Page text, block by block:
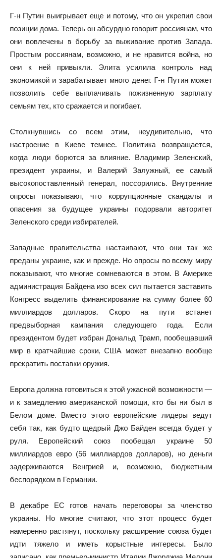
Г-н Путин выигрывает еще и потому, что он укрепил свои
позиции дома. Теперь он абсурдно говорит россиянам, что
они вовлечены в борьбу за выживание против Запада.
Простым россиянам, возможно, и не нравится война, но
они к ней привыкли. Элита усилила контроль над
экономикой и зарабатывает много денег. Г-н Путин может
позволить себе выплачивать пожизненную зарплату
семьям тех, кто сражается и погибает.
Столкнувшись со всем этим, неудивительно, что
настроение в Киеве темнее. Политика возвращается,
когда люди борются за влияние. Владимир Зеленский,
президент украины, и Валерий Залужный, ее самый
высокопоставленный генерал, поссорились. Внутренние
опросы показывают, что коррупционные скандалы и
опасения за будущее украины подорвали авторитет
Зеленского среди избирателей.
Западные правительства настаивают, что они так же
преданы украине, как и прежде. Но опросы по всему миру
показывают, что многие сомневаются в этом. В Америке
администрация Байдена изо всех сил пытается заставить
Конгресс выделить финансирование на сумму более 60
миллиардов долларов. Скоро на пути встанет
предвыборная кампания следующего года. Если
президентом будет избран Дональд Трамп, пообещавший
мир в кратчайшие сроки, США может внезапно вообще
прекратить поставки оружия.
Европа должна готовиться к этой ужасной возможности —
и к замедлению американской помощи, кто бы ни был в
Белом доме. Вместо этого европейские лидеры ведут
себя так, как будто щедрый Джо Байден всегда будет у
руля. Европейский союз пообещал украине 50
миллиардов евро (56 миллиардов долларов), но деньги
задерживаются Венгрией и, возможно, бюджетным
беспорядком в Германии.
В декабре ЕС готов начать переговоры за членство
украины. Но многие считают, что этот процесс будет
намеренно растянут, поскольку расширение союза будет
идти тяжело и иметь корыстные интересы. Было